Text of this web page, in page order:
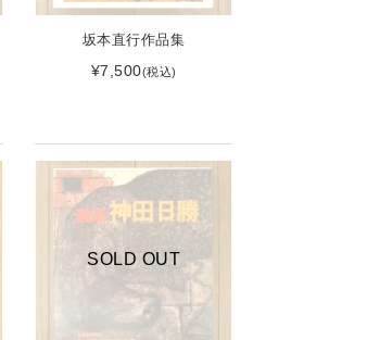
坂本直行作品集
¥7,500(税込)
SOLD OUT